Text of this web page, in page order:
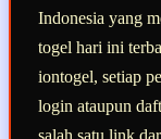
Indonesia yang
togel hari ini
iontogel, setiap
login ataupun